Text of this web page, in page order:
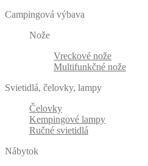
Campingová výbava
Nože
Vreckové nože
Multifunkčné nože
Svietidlá, čelovky, lampy
Čelovky
Kempingové lampy
Ručné svietidlá
Nábytok